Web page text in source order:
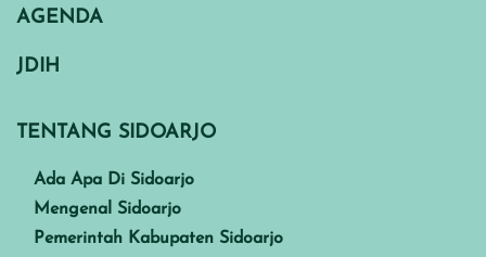
AGENDA
JDIH
TENTANG SIDOARJO
Ada Apa Di Sidoarjo
Mengenal Sidoarjo
Pemerintah Kabupaten Sidoarjo